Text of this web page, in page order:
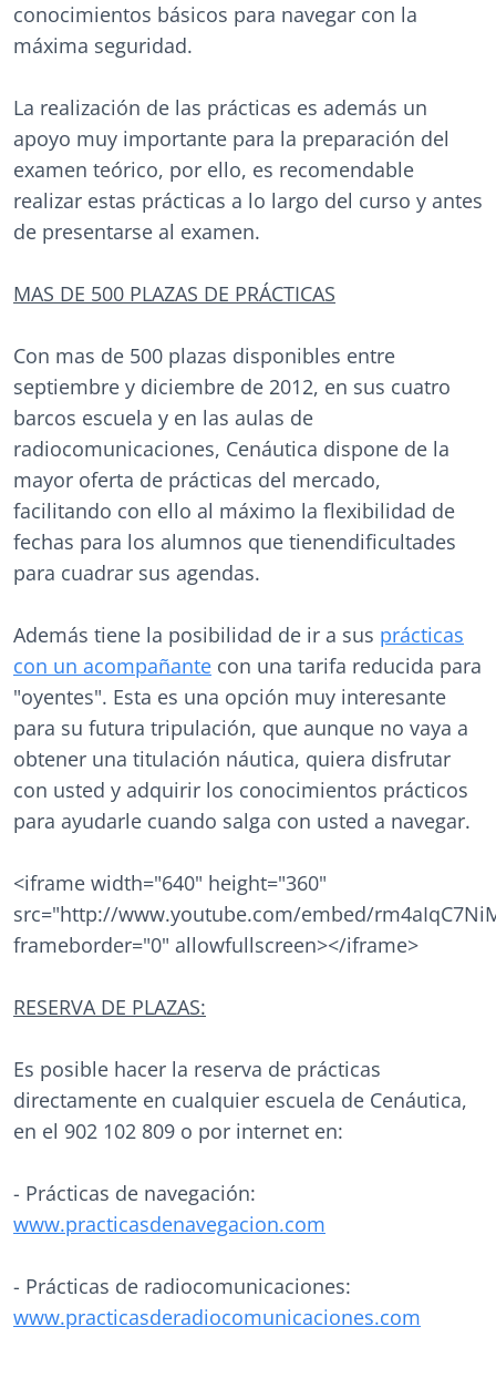
conocimientos básicos para navegar con la
máxima seguridad.
La realización de las prácticas es además un
apoyo muy importante para la preparación del
examen teórico, por ello, es recomendable
realizar estas prácticas a lo largo del curso y antes
de presentarse al examen.
MAS DE 500 PLAZAS DE PRÁCTICAS
Con mas de 500 plazas disponibles entre
septiembre y diciembre de 2012, en sus cuatro
barcos escuela y en las aulas de
radiocomunicaciones, Cenáutica dispone de la
mayor oferta de prácticas del mercado,
facilitando con ello al máximo la flexibilidad de
fechas para los alumnos que tienendificultades
para cuadrar sus agendas.
Además tiene la posibilidad de ir a sus prácticas
con un acompañante con una tarifa reducida para
"oyentes". Esta es una opción muy interesante
para su futura tripulación, que aunque no vaya a
obtener una titulación náutica, quiera disfrutar
con usted y adquirir los conocimientos prácticos
para ayudarle cuando salga con usted a navegar.
<iframe width="640" height="360"
src="http://www.youtube.com/embed/
frameborder="0" allowfullscreen></iframe>
RESERVA DE PLAZAS:
Es posible hacer la reserva de prácticas
directamente en cualquier escuela de Cenáutica,
en el 902 102 809 o por internet en:
- Prácticas de navegación:
www.practicasdenavegacion.com
- Prácticas de radiocomunicaciones:
www.practicasderadiocomunicaciones.com